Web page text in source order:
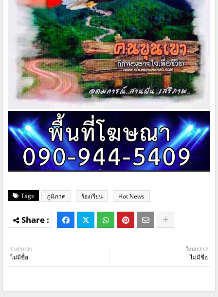
Tags ภูมิภาค ร้องเรียน Hot News
ใหม่กว่า
ไม่มีชื่อ
เก่ากว่า
ไม่มีชื่อ